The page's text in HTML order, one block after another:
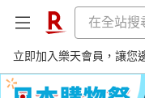
立即加入樂天會員，讓您